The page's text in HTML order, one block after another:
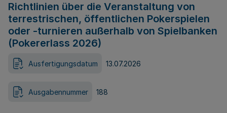
Richtlinien über die Veranstaltung von
terrestrischen, öffentlichen Pokerspielen
oder -turnieren außerhalb von Spielbanken
(Pokererlass 2026)
Ausfertigungsdatum 13.07.2026
Ausgabennummer 188